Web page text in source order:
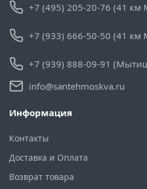
+7 (495) 205-20-76 (41 км
+7 (933) 666-50-50 (41 км
+7 (939) 888-09-91
info@santehmoskva.ru
Информация
Контакты
Доставка и Оплата
Возврат товара